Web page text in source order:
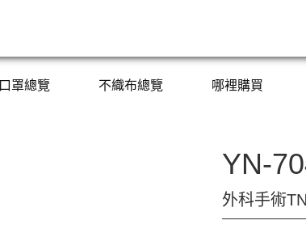
口罩總覽 不織布總覽 哪裡購買
YN-
外科手術